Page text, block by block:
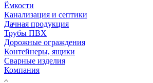
Ёмкости
Канализация и септики
Дачная продукция
Трубы ПВХ
Дорожные ограждения
Контейнеры, ящики
Сварные изделия
Компания